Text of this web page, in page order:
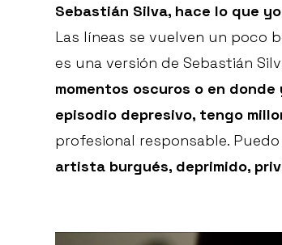
Sebastián Silva, hace lo que
Las líneas se vuelven un poco
es una versión de Sebastián
momentos oscuros o en
episodio depresivo, tengo
profesional responsable.
artista burgués, deprimido,